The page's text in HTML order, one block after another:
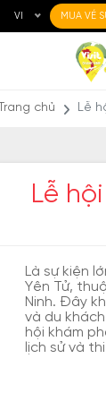
VI MUA VÉ
Trang chủ Lễ
Lễ
Là sự kiện
Yên Tử,
Ninh. Đây
và du
hội khám
lịch sử và